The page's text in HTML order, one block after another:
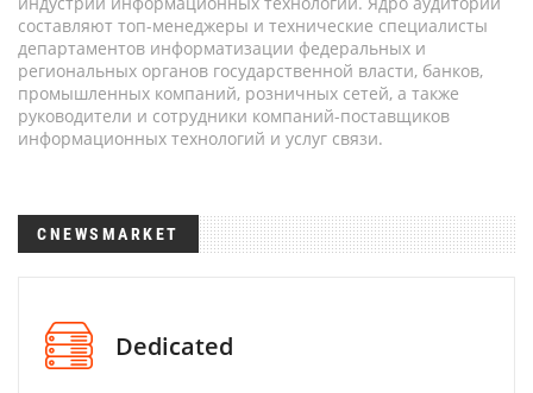
составляют топ-менеджеры и технические специалисты
департаментов информатизации федеральных и
региональных органов государственной власти, банков,
промышленных компаний, розничных сетей, а также
руководители и сотрудники компаний-поставщиков
информационных технологий и услуг связи.
CNEWSMARKET
Dedicated